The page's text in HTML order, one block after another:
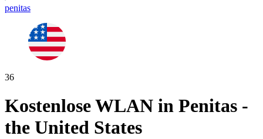
penitas
36
Kostenlose WLAN in Penitas -
the United States